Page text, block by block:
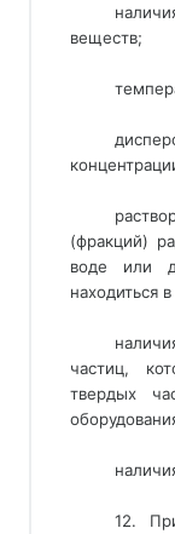
веществ;
(фракций)
воде или
находиться
частиц,
твердых
12.